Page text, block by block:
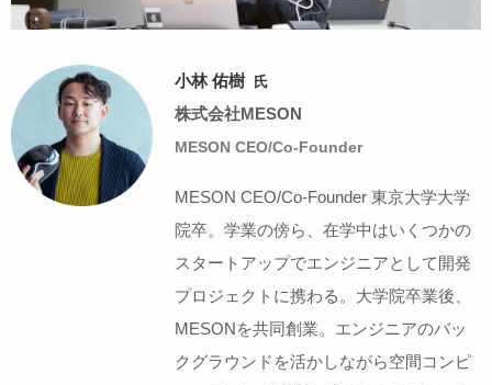
小林 佑樹 氏
株式会社MESON
MESON CEO/Co-Founder
MESON CEO/Co-Founder 東京大学大学
院卒。学業の傍ら、在学中はいくつかの
スタートアップでエンジニアとして開発
プロジェクトに携わる。大学院卒業後、
MESONを共同創業。エンジニアのバッ
クグラウンドを活かしながら空間コンピ